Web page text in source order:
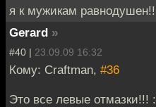
я к мужикам
Gerard »
#40 | 23.09.09 16:32
Кому: Craftman, #36
Это все левые отмазки!!!